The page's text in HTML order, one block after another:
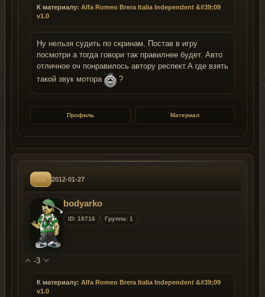
К материалу: Alfa Romeo Brera Italia Independent &#39;09
v1.0
Ну нельзя судить по скринам. Постав в игру
посмотри а тогда говори так правилнее будет. Авто
отличное оч понравилось автору респект.А где взять
такой звук мотора
?
Профиль Материал
#4 2012-01-27
bodyarko
ID: 18716 Группа: 1
-3
К материалу: Alfa Romeo Brera Italia Independent &#39;09
v1.0